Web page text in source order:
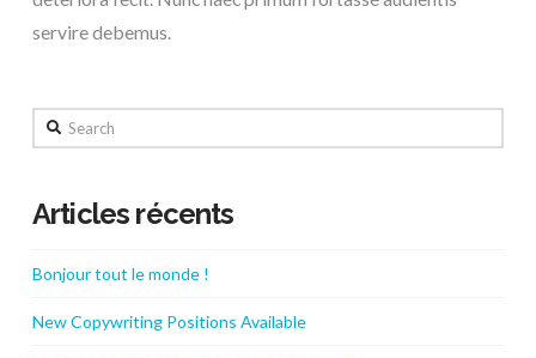
servire debemus.
Search
Articles récents
Bonjour tout le monde !
New Copywriting Positions Available